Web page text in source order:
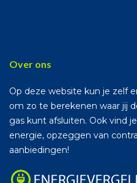
Over ons
Op deze website kun je zelf
om zo te berekenen waar jij
gas kunt afsluiten. Ook vind
energie, opzeggen van
aanbiedingen!